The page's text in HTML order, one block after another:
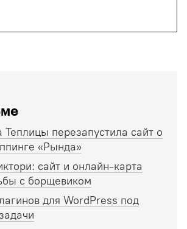
Теплицы перезапустила сайт о
«Рында»
: сайт и онлайн-карта
с борщевиком
для WordPress под